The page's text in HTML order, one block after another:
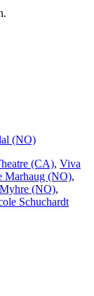
(NO)
(CA), Viva
Marhaug (NO),
(NO),
Schuchardt